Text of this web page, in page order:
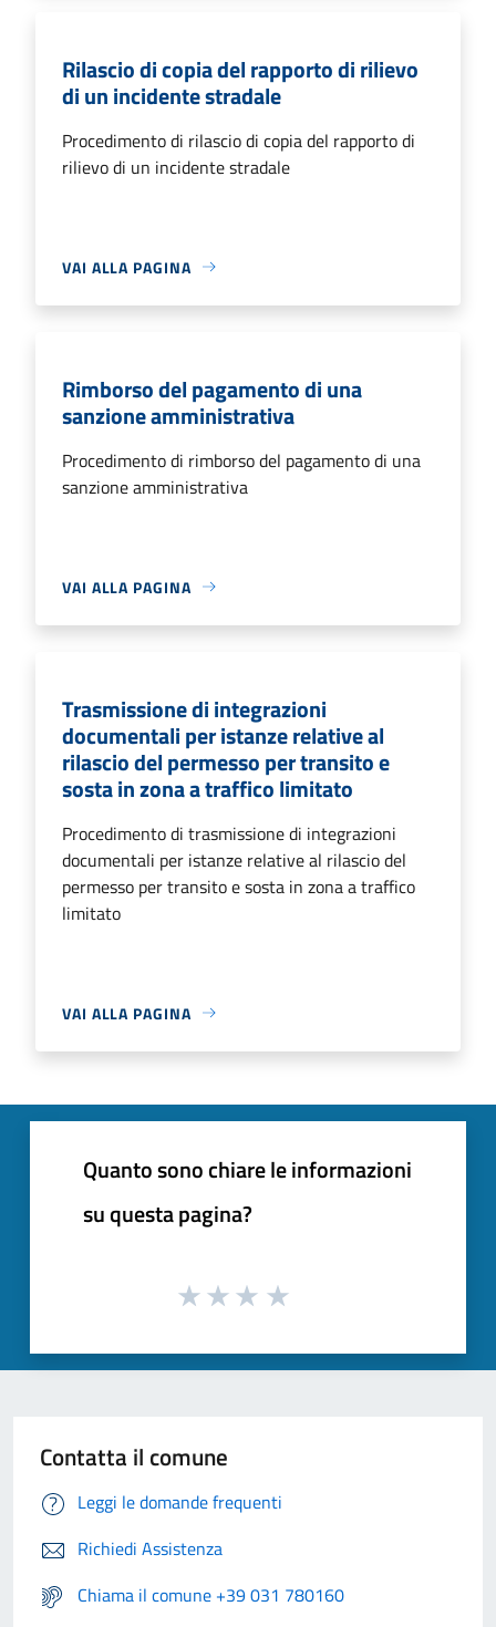
Rilascio di copia del rapporto di rilievo
di un incidente stradale
Procedimento di rilascio di copia del rapporto di
rilievo di un incidente stradale
VAI ALLA PAGINA
Rimborso del pagamento di una
sanzione amministrativa
Procedimento di rimborso del pagamento di una
sanzione amministrativa
VAI ALLA PAGINA
Trasmissione di integrazioni
documentali per istanze relative al
rilascio del permesso per transito e
sosta in zona a traffico limitato
Procedimento di trasmissione di integrazioni
documentali per istanze relative al rilascio del
permesso per transito e sosta in zona a traffico
limitato
VAI ALLA PAGINA
Quanto sono chiare le informazioni
su questa pagina?
Contatta il comune
Leggi le domande frequenti
Richiedi Assistenza
Chiama il comune +39 031 780160